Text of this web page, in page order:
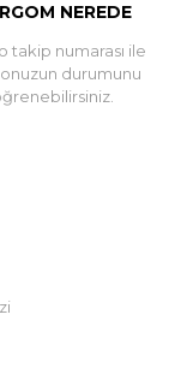
NEREDE
takip numarası ile
durumunu